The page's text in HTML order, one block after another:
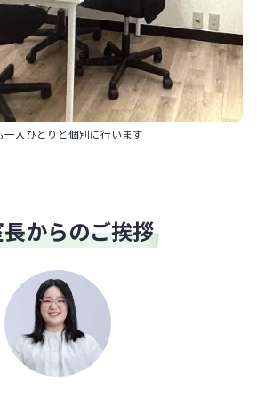
一人ひとりと個別に行います
からのご挨拶